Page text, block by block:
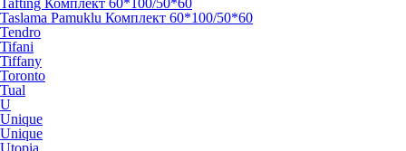
Tafting Комплект 60*100/50*60
Taslama Pamuklu Комплект 60*100/50*60
Tendro
Tifani
Tiffany
Toronto
Tual
U
Unique
Unique
Utopia